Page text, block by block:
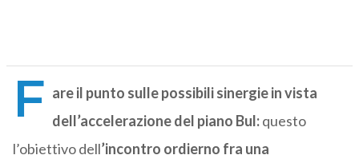
F are il punto sulle possibili sinergie in vista
dell’accelerazione del piano Bul:questo
l’obiettivo dell’incontro ordierno fra una